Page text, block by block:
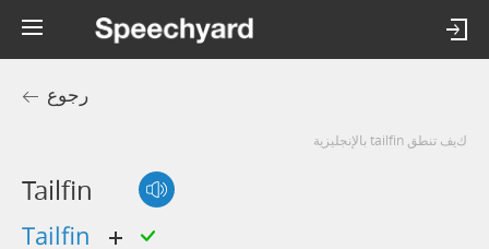
رجوع
كيف تنطق tailfin بالإنجليزية
Tailfin
tailfin